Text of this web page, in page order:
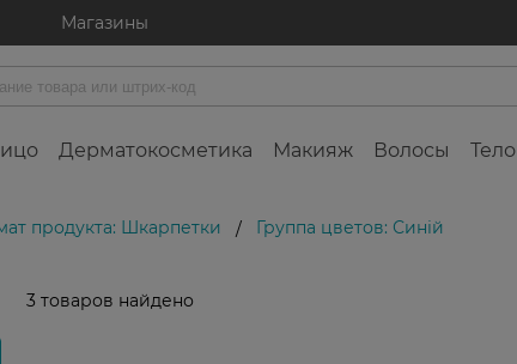
Магазины
Дерматокосметика Макияж Волосы Тело
продукта: Шкарпетки / Группа цветов: Синій
3 товаров найдено